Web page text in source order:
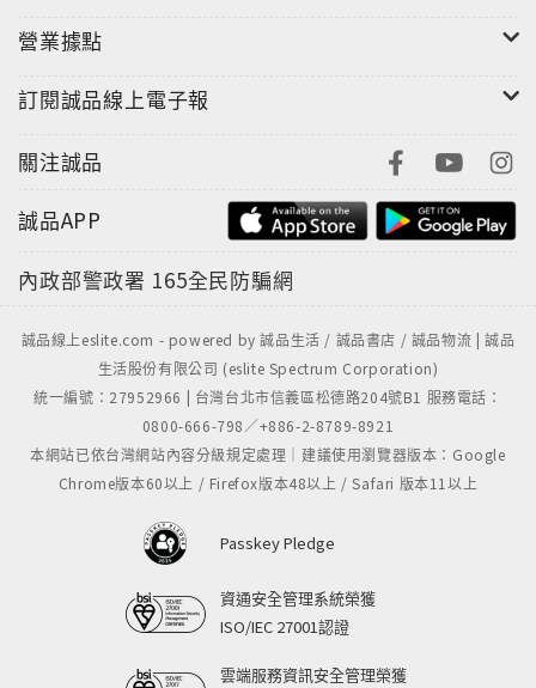
營業據點
訂閱誠品線上電子報
關注誠品
誠品APP
內政部警政署 165全民防騙網
誠品線上eslite.com - powered by 誠品生活 / 誠品書店 / 誠品物流 | 誠品
生活股份有限公司 (eslite Spectrum Corporation)
統一編號：27952966 | 台灣台北市信義區松德路204號B1 服務電話：
0800-666-798／+886-2-8789-8921
本網站已依台灣網站內容分級規定處理｜建議使用瀏覽器版本：Google
Chrome版本60以上 / Firefox版本48以上 / Safari 版本11以上
Passkey Pledge
資通安全管理系統榮獲
ISO/IEC 27001認證
雲端服務資訊安全管理榮獲